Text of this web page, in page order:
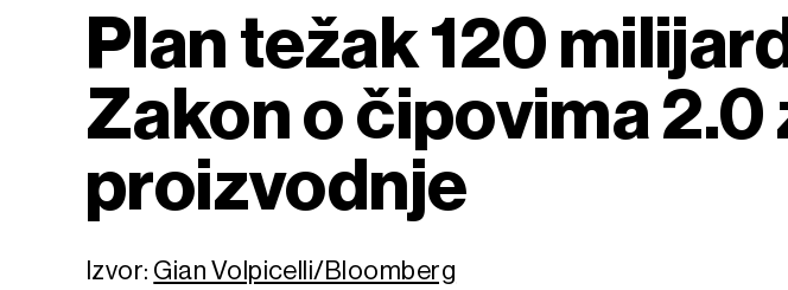
Plan težak 120
Zakon o čipovima 2.0
proizvodnje
Izvor: Gian Volpicelli/Bloomberg